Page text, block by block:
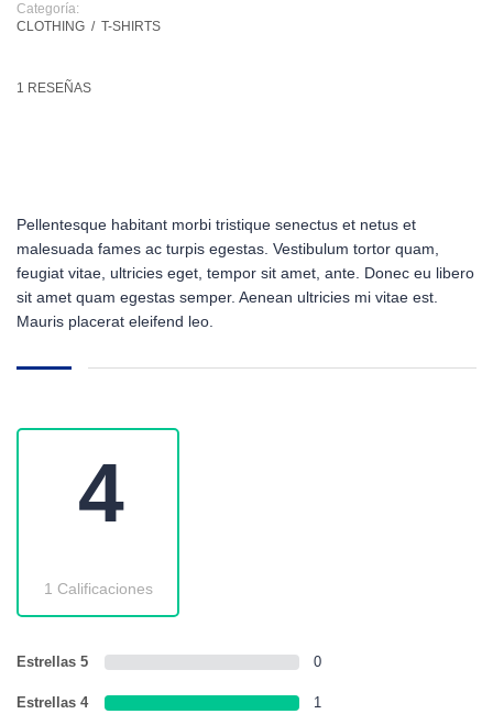
Categoría:
CLOTHING / T-SHIRTS
1 RESEÑAS
Pellentesque habitant morbi tristique senectus et netus et
malesuada fames ac turpis egestas. Vestibulum tortor quam,
feugiat vitae, ultricies eget, tempor sit amet, ante. Donec eu libero
sit amet quam egestas semper. Aenean ultricies mi vitae est.
Mauris placerat eleifend leo.
4
1 Calificaciones
Estrellas 5 0
Estrellas 4 1